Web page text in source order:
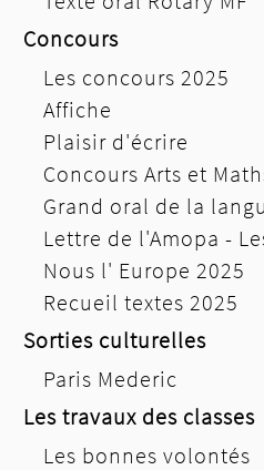
Concours
Les concours 2025
Affiche
Plaisir d'écrire
Concours Arts et
Grand oral de la
Lettre de l'Amopa -
Nous l' Europe 2025
Recueil textes 2025
Sorties culturelles
Paris Mederic
Les travaux des classes
Les bonnes volontés